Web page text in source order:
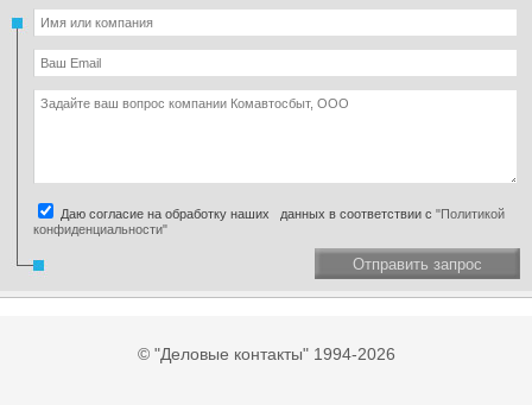
Даю согласие на обработку наших данных в соответствии с "Политикой
конфиденциальности"
Отправить запрос
© "Деловые контакты" 1994-2026